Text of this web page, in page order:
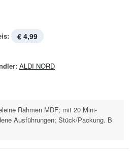
€ 4,99
ALDI NORD
Rahmen MDF; mit 20 Mini-
Ausführungen; Stück/Packung. B